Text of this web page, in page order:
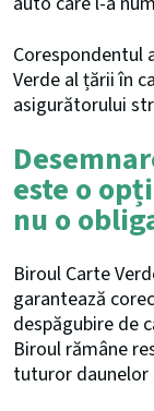
Corespondentul
Verde al țării în
asigurătorului
este o
nu o
Biroul Carte
garantează
despăgubire de
Biroul rămâne
tuturor daunelor